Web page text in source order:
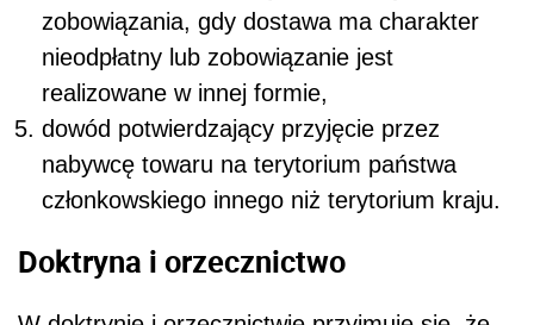
zobowiązania, gdy dostawa ma charakter
nieodpłatny lub zobowiązanie jest
realizowane w innej formie,
dowód potwierdzający przyjęcie przez
nabywcę towaru na terytorium państwa
członkowskiego innego niż terytorium kraju.
Doktryna i orzecznictwo